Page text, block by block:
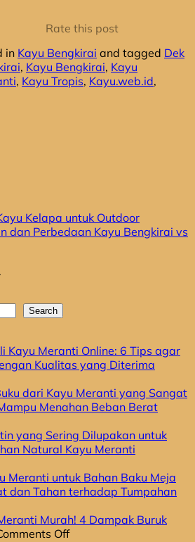
Rate this post
in Kayu Bengkirai and tagged Dek
, Kayu Bengkirai, Kayu
, Kayu Tropis, Kayu.web.id,
Kelapa untuk Outdoor
dan Perbedaan Kayu Bengkirai vs
Search
Kayu Meranti Online: 6 Tips agar
Kualitas yang Diterima
dari Kayu Meranti yang Sangat
Menahan Beban Berat
yang Sering Dilupakan untuk
Natural Kayu Meranti
Meranti untuk Bahan Baku Meja
dan Tahan terhadap Tumpahan
Murah! 4 Dampak Buruk
Offon